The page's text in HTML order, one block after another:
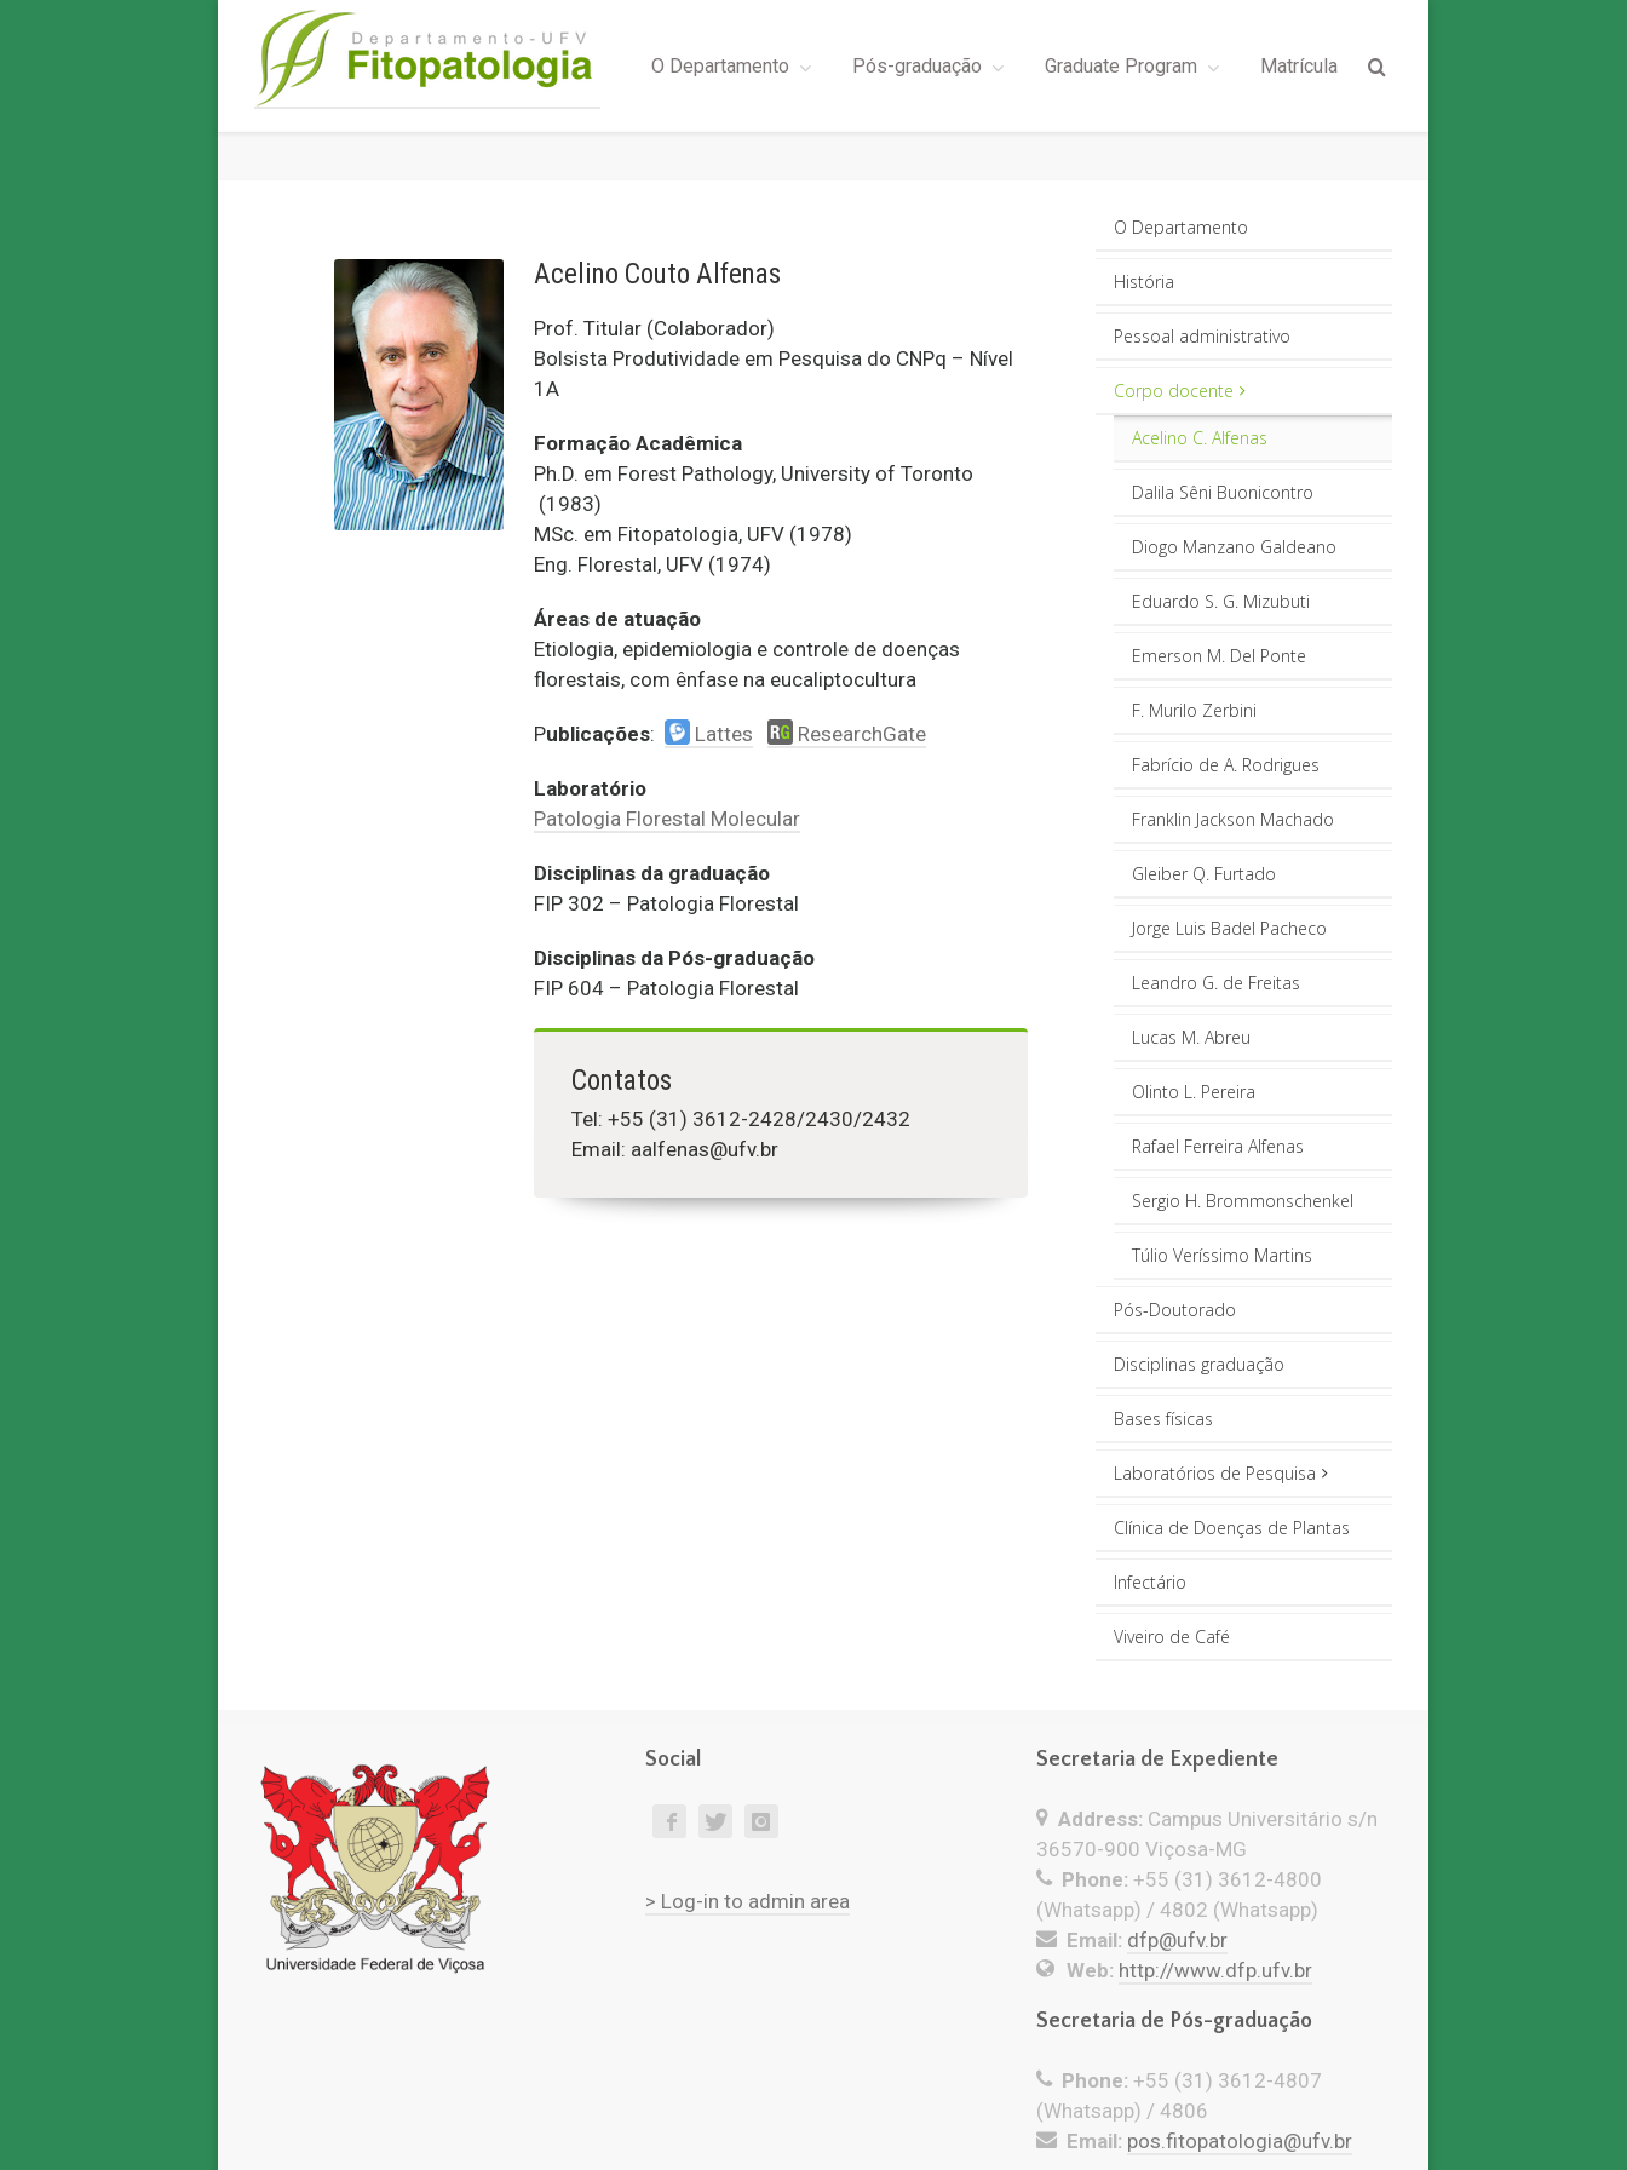
O Departamento Pós-graduação Graduate Program Matrícula
Acelino Couto Alfenas
Prof. Titular (Colaborador)
Bolsista Produtividade em Pesquisa do CNPq – Nível
1A
Formação Acadêmica
Ph.D. em Forest Pathology, University of Toronto
(1983)
MSc. em Fitopatologia, UFV (1978)
Eng. Florestal, UFV (1974)
Áreas de atuação
Etiologia, epidemiologia e controle de doenças
florestais, com ênfase na eucaliptocultura
Publicações: Lattes ResearchGate
Laboratório
Patologia Florestal Molecular
Disciplinas da graduação
FIP 302 – Patologia Florestal
Disciplinas da Pós-graduação
FIP 604 – Patologia Florestal
Contatos
Tel: +55 (31) 3612-2428/2430/2432
Email: aalfenas@ufv.br
O Departamento
História
Pessoal administrativo
Corpo docente
Acelino C. Alfenas
Dalila Sêni Buonicontro
Diogo Manzano Galdeano
Eduardo S. G. Mizubuti
Emerson M. Del Ponte
F. Murilo Zerbini
Fabrício de A. Rodrigues
Franklin Jackson Machado
Gleiber Q. Furtado
Jorge Luis Badel Pacheco
Leandro G. de Freitas
Lucas M. Abreu
Olinto L. Pereira
Rafael Ferreira Alfenas
Sergio H. Brommonschenkel
Túlio Veríssimo Martins
Pós-Doutorado
Disciplinas graduação
Bases físicas
Laboratórios de Pesquisa
Clínica de Doenças de Plantas
Infectário
Viveiro de Café
Social
> Log-in to admin area
Secretaria de Expediente
Address: Campus Universitário s/n
36570-900 Viçosa-MG
Phone: +55 (31) 3612-4800
(Whatsapp) / 4802 (Whatsapp)
Email: dfp@ufv.br
Web: http://www.dfp.ufv.br
Secretaria de Pós-graduação
Phone: +55 (31) 3612-4807
(Whatsapp) / 4806
Email: pos.fitopatologia@ufv.br